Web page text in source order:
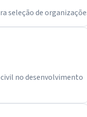
seleção de
no desenvolvimento